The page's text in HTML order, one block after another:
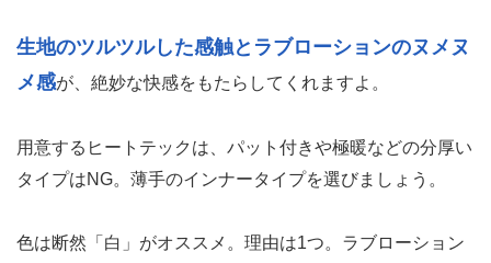
生地のツルツルした感触とラブローションのヌメヌ
メ感が、絶妙な快感をもたらしてくれますよ。
用意するヒートテックは、パット付きや極暖などの分厚い
タイプはNG。薄手のインナータイプを選びましょう。
色は断然「白」がオススメ。理由は1つ。ラブローション